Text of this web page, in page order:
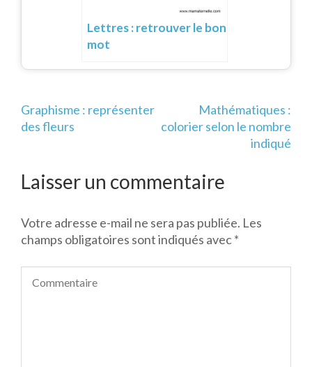
Lettres : retrouver le bon
mot
Navigation
de
Graphisme : représenter
des fleurs
Mathématiques :
colorier selon le nombre
indiqué
Laisser un commentaire
Votre adresse e-mail ne sera pas publiée. Les
champs obligatoires sont indiqués avec*